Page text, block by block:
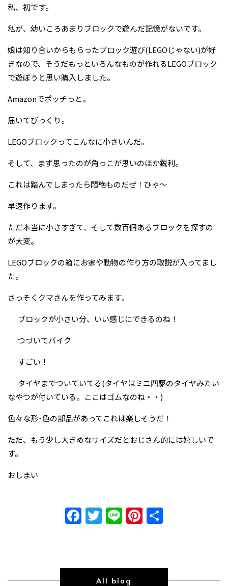
私、初です。
私が、幼いころあまりブロックで遊んだ記憶がないです。
娘は知り合いからもらったブロック遊び(LEGOじゃない)が好
きなので、そうだもっといろんなものが作れるLEGOブロック
で遊ぼうと思い購入しました。
Amazonでポッチっと。
届いてびっくり。
LEGOブロックってこんなに小さいんだ。
そして、まず思ったのが角っこが思いのほか鋭利。
これは踏んでしまったら悶絶ものだぜ！ひゃ～
早速作ります。
ただ本当に小さすぎて、そして数百個あるブロックを探すの
が大変。
LEGOブロックの箱にお家や動物の作り方の取説が入ってまし
た。
さっそくクマさんを作ってみます。
ブロックが小さい分、いい感じにできるのね！
つづいてバイク
すごい！
タイヤまでついていてる(タイヤはミニ四駆のタイヤみたい
なやつが付いている。ここはゴムなのね・・)
色々な形･色の部品があってこれは楽しそうだ！
ただ、もう少し大きめなサイズだとおじさん的には嬉しいで
す。
おしまい
Facebook
Twitter
LinePinterest
All blog